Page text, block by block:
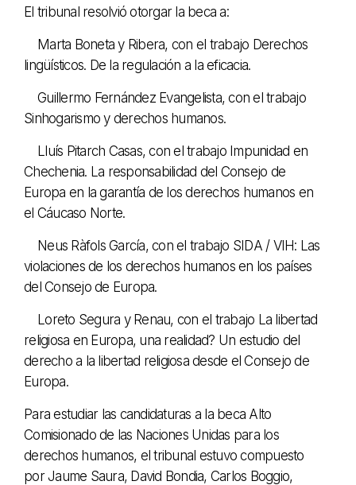
El tribunal resolvió otorgar la beca a:
Marta Boneta y Ribera, con el trabajo Derechos
lingüísticos. De la regulación a la eficacia.
Guillermo Fernández Evangelista, con el trabajo
Sinhogarismo y derechos humanos.
Lluís Pitarch Casas, con el trabajo Impunidad en
Chechenia. La responsabilidad del Consejo de
Europa en la garantía de los derechos humanos en
el Cáucaso Norte.
Neus Ràfols García, con el trabajo SIDA / VIH: Las
violaciones de los derechos humanos en los países
del Consejo de Europa.
Loreto Segura y Renau, con el trabajo La libertad
religiosa en Europa, una realidad? Un estudio del
derecho a la libertad religiosa desde el Consejo de
Europa.
Para estudiar las candidaturas a la beca Alto
Comisionado de las Naciones Unidas para los
derechos humanos, el tribunal estuvo compuesto
por Jaume Saura, David Bondia, Carlos Boggio,